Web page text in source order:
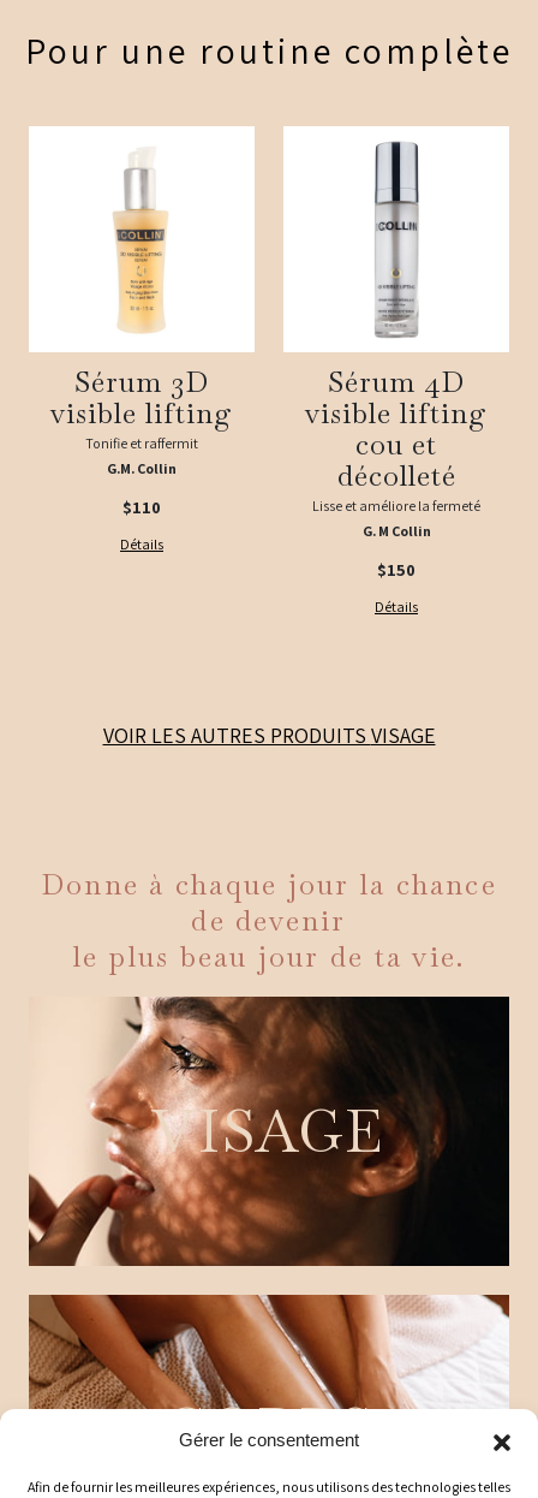
Gérer le consentement
Afin de fournir les meilleures expériences, nous utilisons des technologies telles
Pour une routine complète
Sérum 3D
visible lifting
Tonifie et raffermit
G.M. Collin
$110
Détails
Sérum 4D
visible lifting
cou et
décolleté
Lisse et améliore la fermeté
G. M Collin
$150
Détails
VOIR LES AUTRES PRODUITS VISAGE
Donne à chaque jour la chance
de devenir
le plus beau jour de ta vie.
VISAGE
CORPS